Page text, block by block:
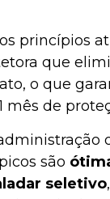
princípios
que
o que
mês de
são
seletivo,